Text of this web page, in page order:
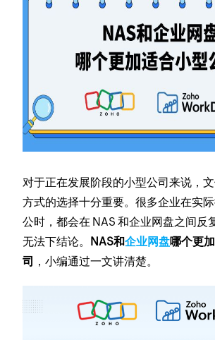
对于正在发展阶段的小型公司来说，
方式的选择十分重要。很多企业在实
公时，都会在 NAS 和企业网盘之间反
无法下结论。 NAS和企业网盘哪个更
司 ，小编通过一文讲清楚。